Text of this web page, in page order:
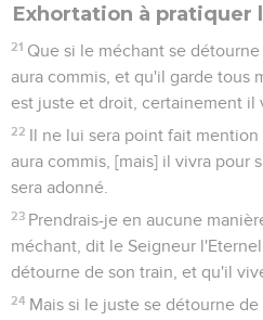
Exhortation à pratiquer
21 Que si le méchant se
aura commis, et qu'il garde tous
est juste et droit, certainement il
22 Il ne lui sera point fait
aura commis, [mais] il vivra pour
sera adonné.
23 Prendrais-je en aucune
méchant, dit le Seigneur
détourne de son train, et qu'il
24 Mais si le juste se détourne